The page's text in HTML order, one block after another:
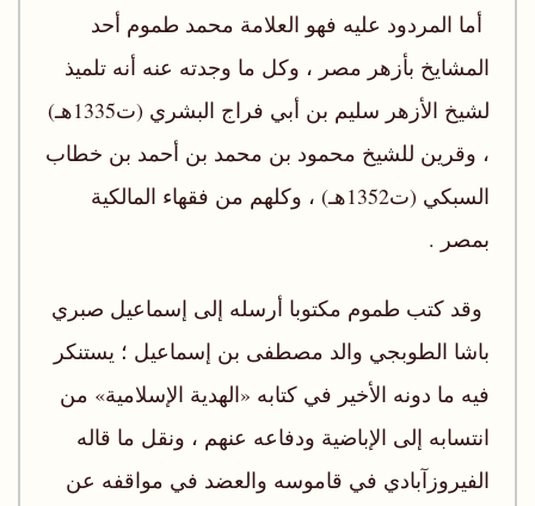
أما المردود عليه فهو العلامة محمد طموم أحد
المشايخ بأزهر مصر ، وكل ما وجدته عنه أنه تلميذ
لشيخ الأزهر سليم بن أبي فراج البشري (ت1335هـ)
، وقرين للشيخ محمود بن محمد بن أحمد بن خطاب
السبكي (ت1352هـ) ، وكلهم من فقهاء المالكية
بمصر .
وقد كتب طموم مكتوبا أرسله إلى إسماعيل صبري
باشا الطوبجي والد مصطفى بن إسماعيل ؛ يستنكر
فيه ما دونه الأخير في كتابه «الهدية الإسلامية» من
انتسابه إلى الإباضية ودفاعه عنهم ، ونقل ما قاله
الفيروزآبادي في قاموسه والعضد في مواقفه عن